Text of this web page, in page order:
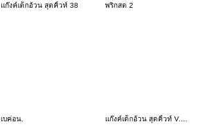
แก๊งค์เด็กอ้วน สุดคิ้วท์ 38 พริกสด 2
เบค่อน. แก๊งค์เด็กอ้วน สุดคิ้วท์ V.100